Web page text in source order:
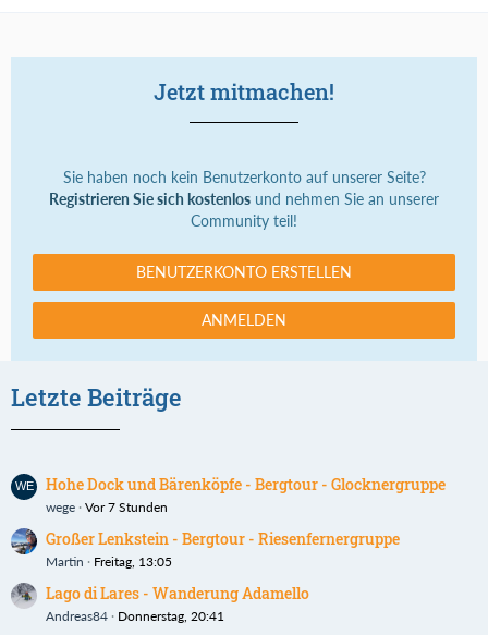
Jetzt mitmachen!
Sie haben noch kein Benutzerkonto auf unserer Seite?
Registrieren Sie sich kostenlos und nehmen Sie an unserer
Community teil!
BENUTZERKONTO ERSTELLEN
ANMELDEN
Letzte Beiträge
Hohe Dock und Bärenköpfe - Bergtour - Glocknergruppe
wege Vor 7 Stunden
Großer Lenkstein - Bergtour - Riesenfernergruppe
Martin Freitag, 13:05
Lago di Lares - Wanderung Adamello
Andreas84 Donnerstag, 20:41